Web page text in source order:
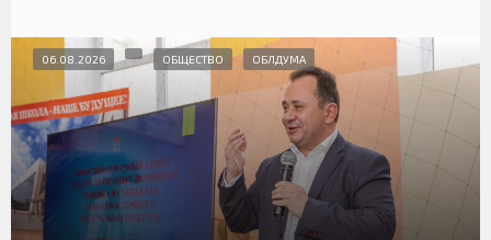
06.08.2026 ОБЩЕСТВО ОБЛДУМА